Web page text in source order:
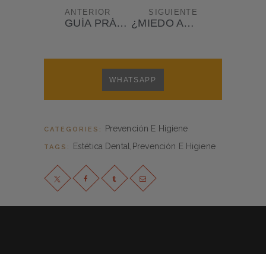
ANTERIOR
GUÍA PRÁCTICA PARA MANTENER TU SALUD BUCODENTAL EN NAVIDAD
SIGUIENTE
¿MIEDO AL DENTISTA?
WHATSAPP
CATEGORIES: Prevención E Higiene
TAGS: Estética Dental Prevención E Higiene